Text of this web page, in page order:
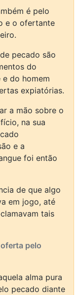
é pelo
e o ofertante
pecado são
do
do homem
expiatórias.
a mão sobre o
na sua
e a
foi então
de que algo
em jogo, até
tais
pelo
alma pura
pecado diante